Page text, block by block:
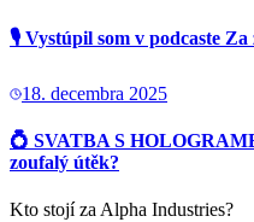
🎙️ Vystúpil som v podcaste
18. decembra 2025
💍 SVATBA S
zoufalý útěk?
Kto stojí za Alpha Industries?